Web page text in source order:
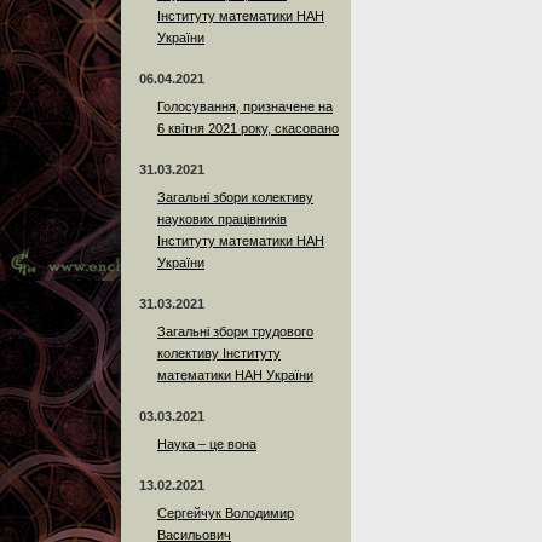
Інституту математики НАН
України
06.04.2021
Голосування, призначене на
6 квітня 2021 року, скасовано
31.03.2021
Загальні збори колективу
наукових працівників
Інституту математики НАН
України
31.03.2021
Загальні збори трудового
колективу Інституту
математики НАН України
03.03.2021
Наука – це вона
13.02.2021
Сергейчук Володимир
Васильович